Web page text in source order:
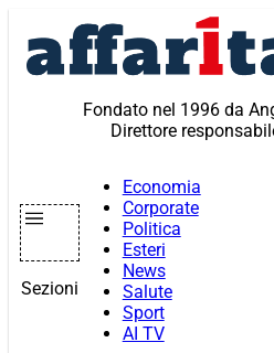
contenuto
Fondato nel 1996 da
Direttore
Sezioni
Economia
Corporate
Politica
Esteri
News
Salute
Sport
AI TV